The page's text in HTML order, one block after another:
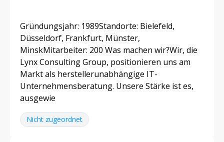
Gründungsjahr: 1989Standorte: Bielefeld,
Düsseldorf, Frankfurt, Münster,
MinskMitarbeiter: 200 Was machen wir?Wir, die
Lynx Consulting Group, positionieren uns am
Markt als herstellerunabhängige IT-
Unternehmensberatung. Unsere Stärke ist es,
ausgewie
Nicht zugeordnet